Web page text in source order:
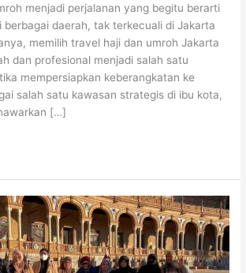
menjadi perjalanan yang begitu berarti
berbagai daerah, tak terkecuali di Jakarta
memilih travel haji dan umroh Jakarta
dan profesional menjadi salah satu
mempersiapkan keberangkatan ke
salah satu kawasan strategis di ibu kota,
[…]